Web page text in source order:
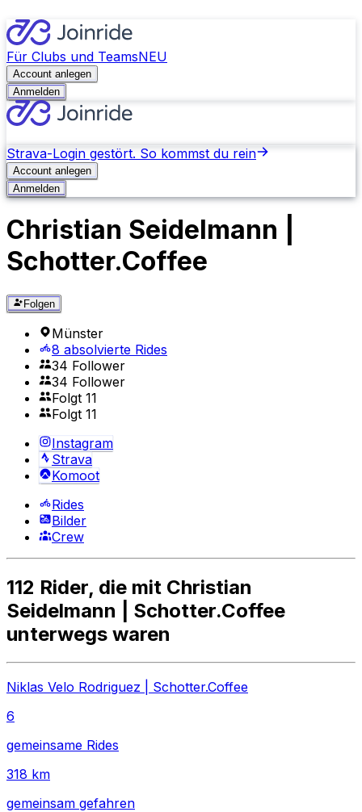
Für Clubs und TeamsNEU
Account anlegen
Anmelden
Strava-Login gestört. So kommst du rein
Account anlegen
Anmelden
Christian Seidelmann |
Schotter.Coffee
Folgen
Münster
8 absolvierte Rides
34 Follower
34 Follower
Folgt 11
Folgt 11
Instagram
Strava
Komoot
Rides
Bilder
Crew
112 Rider, die mit Christian
Seidelmann | Schotter.Coffee
unterwegs waren
Niklas Velo Rodriguez | Schotter.Coffee
6
gemeinsame Rides
318 km
gemeinsam gefahren